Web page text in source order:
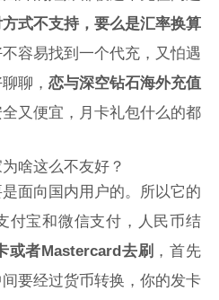
式不支持，要么是汇率换算
容易找到一个代充，又怕遇
聊， 恋与深空钻石海外充值
又便宜，月卡礼包什么的都
啥这么不友好？
面向国内用户的。所以它的
付宝和微信支付，人民币结
或者Mastercard去刷 ，首先
要经过货币转换，你的发卡